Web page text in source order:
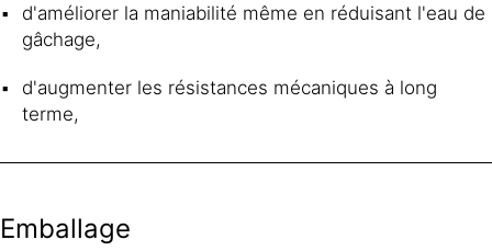
d'améliorer la maniabilité même en réduisant l'eau de
gâchage,
d'augmenter les résistances mécaniques à long
terme,
Emballage